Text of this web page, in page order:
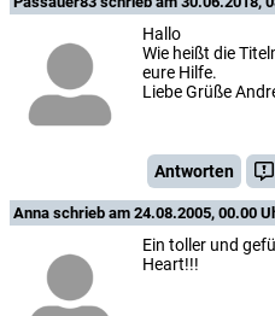
Hallo
Wie heißt die
eure Hilfe.
Liebe Grüße
Antworten
Anna schrieb am 24.08.2005, 00.00
Ein toller und
Heart!!!